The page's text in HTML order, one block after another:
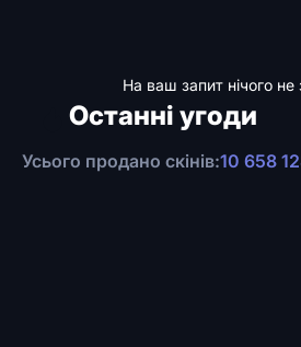
На ваш запит нічого не
Останні угоди
Усього продано скінів:10 658